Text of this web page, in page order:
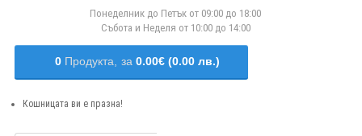
Понеделник до Петък от 09:00 до 18:00
Събота и Неделя от 10:00 до 14:00
0 Продукта, за 0.00€ (0.00 лв.)
Кошницата ви е празна!